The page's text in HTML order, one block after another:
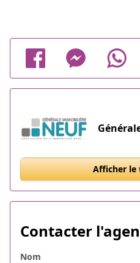
Afficher le
Contacter
Nom